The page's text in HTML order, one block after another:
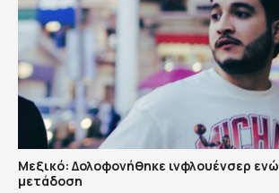
Μεξικό: Δολοφονήθηκε ινφλουένσερ
μετάδοση